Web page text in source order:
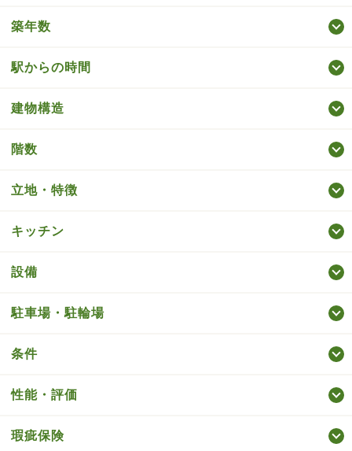
築年数
駅からの時間
建物構造
階数
立地・特徴
キッチン
設備
駐車場・駐輪場
条件
性能・評価
瑕疵保険